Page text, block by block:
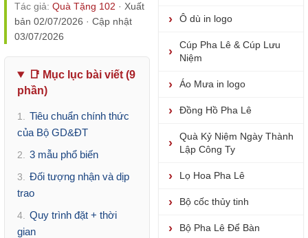
Tác giả: Quà Tặng 102 · Xuất
bản 02/07/2026 · Cập nhật
03/07/2026
📑 Mục lục bài viết (9
phần)
1.
Tiêu chuẩn chính thức
của Bộ GD&ĐT
2. 3 mẫu phổ biến
3.
Đối tượng nhận và dịp
trao
4.
Quy trình đặt + thời
gian
Ô dù in logo
Cúp Pha Lê & Cúp Lưu
Niệm
Áo Mưa in logo
Đồng Hồ Pha Lê
Quà Kỷ Niệm Ngày Thành
Lập Công Ty
Lọ Hoa Pha Lê
Bộ cốc thủy tinh
Bộ Pha Lê Để Bàn